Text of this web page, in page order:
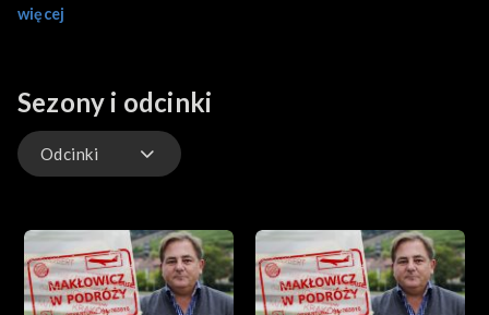
letnimi platanami, sielską rzekę Trebisznicę i zabytkowy most,
więcej
Sezony i odcinki
Odcinki